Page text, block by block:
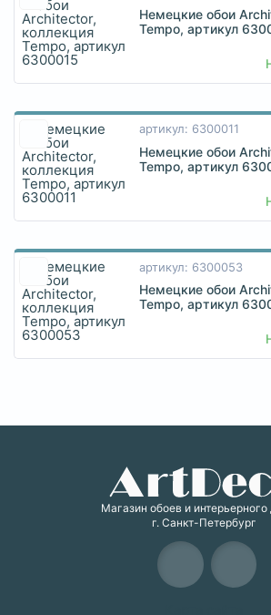
Немецкие обои
Tempo, артикул
артикул: 6300011
Немецкие обои
Tempo, артикул
артикул: 6300053
Немецкие обои
Tempo, артикул
Магазин обоев и интерьерного
г. Санкт-Петербург